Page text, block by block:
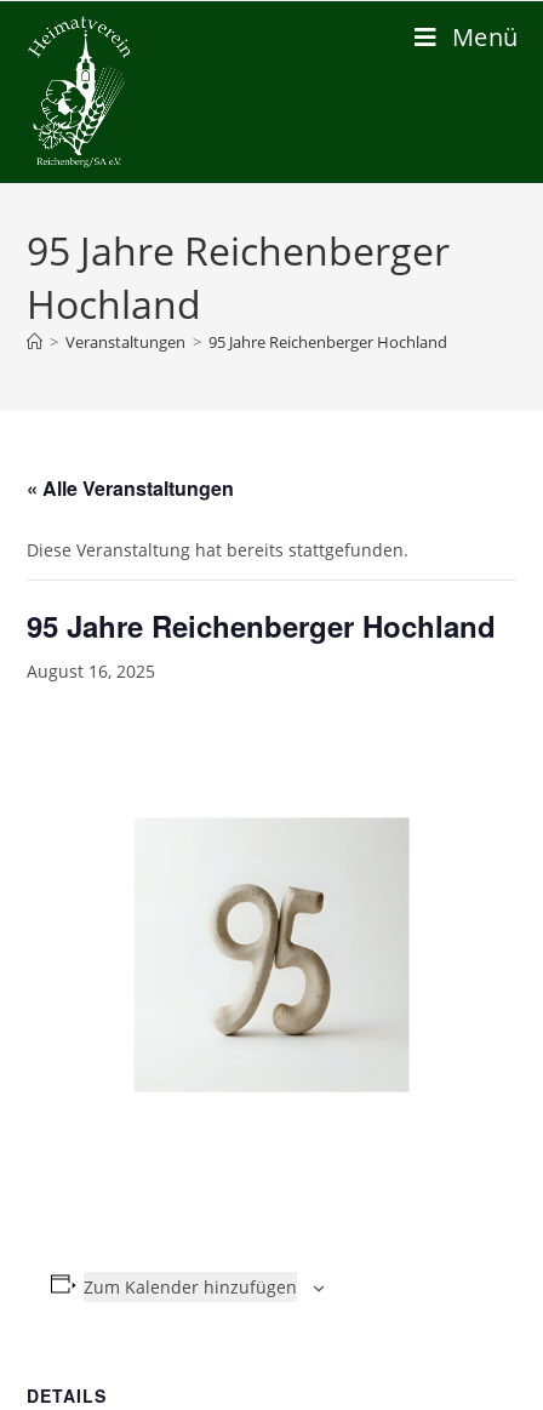
Inhalt
springen
Menü
95 Jahre Reichenberger
Hochland
> Veranstaltungen > 95 Jahre Reichenberger Hochland
« Alle Veranstaltungen
Diese Veranstaltung hat bereits stattgefunden.
95 Jahre Reichenberger Hochland
August 16, 2025
Zum Kalender hinzufügen
DETAILS